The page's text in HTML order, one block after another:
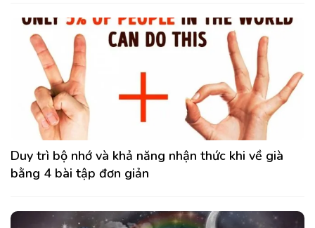
Duy trì bộ nhớ và khả năng nhận thức khi về già
bằng 4 bài tập đơn giản